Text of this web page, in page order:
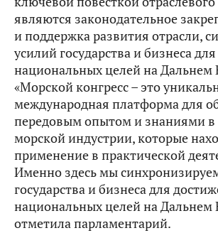
являются законодательное
и поддержка развития отрасли,
усилий государства и бизнеса
национальных целей на Дальнем
«Морской конгресс – это
международная платформа для
передовым опытом и знаниями в
морской индустрии, которые
применение в практической
Именно здесь мы
государства и бизнеса для
национальных целей на Дальнем
отметила парламентарий.